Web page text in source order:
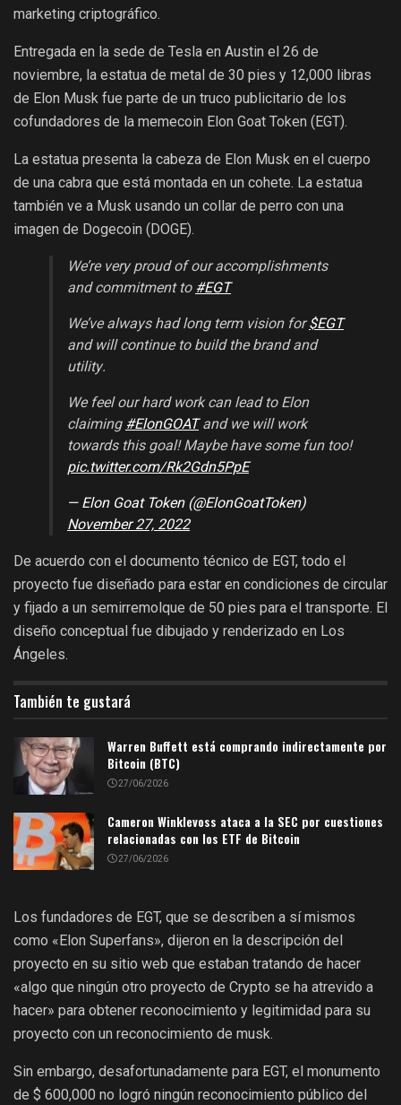
marketing criptográfico.
Entregada en la sede de Tesla en Austin el 26 de
noviembre, la estatua de metal de 30 pies y 12,000 libras
de Elon Musk fue parte de un truco publicitario de los
cofundadores de la memecoin Elon Goat Token (EGT).
La estatua presenta la cabeza de Elon Musk en el cuerpo
de una cabra que está montada en un cohete. La estatua
también ve a Musk usando un collar de perro con una
imagen de Dogecoin (DOGE).
We’re very proud of our accomplishments
and commitment to#EGT
We’ve always had long term vision for$EGT
and will continue to build the brand and
utility.
We feel our hard work can lead to Elon
claiming#ElonGOATand we will work
towards this goal! Maybe have some fun too!
pic.twitter.com/Rk2Gdn5PpE
— Elon Goat Token (@ElonGoatToken)
November 27, 2022
De acuerdo con el documento técnico de EGT, todo el
proyecto fue diseñado para estar en condiciones de circular
y fijado a un semirremolque de 50 pies para el transporte. El
diseño conceptual fue dibujado y renderizado en Los
Ángeles.
También te gustará
Warren Buffett está comprando indirectamente por
Bitcoin (BTC)
27/06/2026
Cameron Winklevoss ataca a la SEC por cuestiones
relacionadas con los ETF de Bitcoin
27/06/2026
Los fundadores de EGT, que se describen a sí mismos
como «Elon Superfans», dijeron en la descripción del
proyecto en su sitio web que estaban tratando de hacer
«algo que ningún otro proyecto de Crypto se ha atrevido a
hacer» para obtener reconocimiento y legitimidad para su
proyecto con un reconocimiento de musk.
Sin embargo, desafortunadamente para EGT, el monumento
de $ 600,000 no logró ningún reconocimiento público del